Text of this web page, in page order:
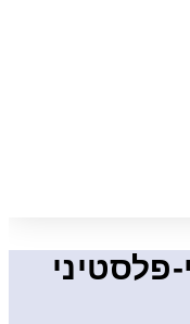
פלסטיני